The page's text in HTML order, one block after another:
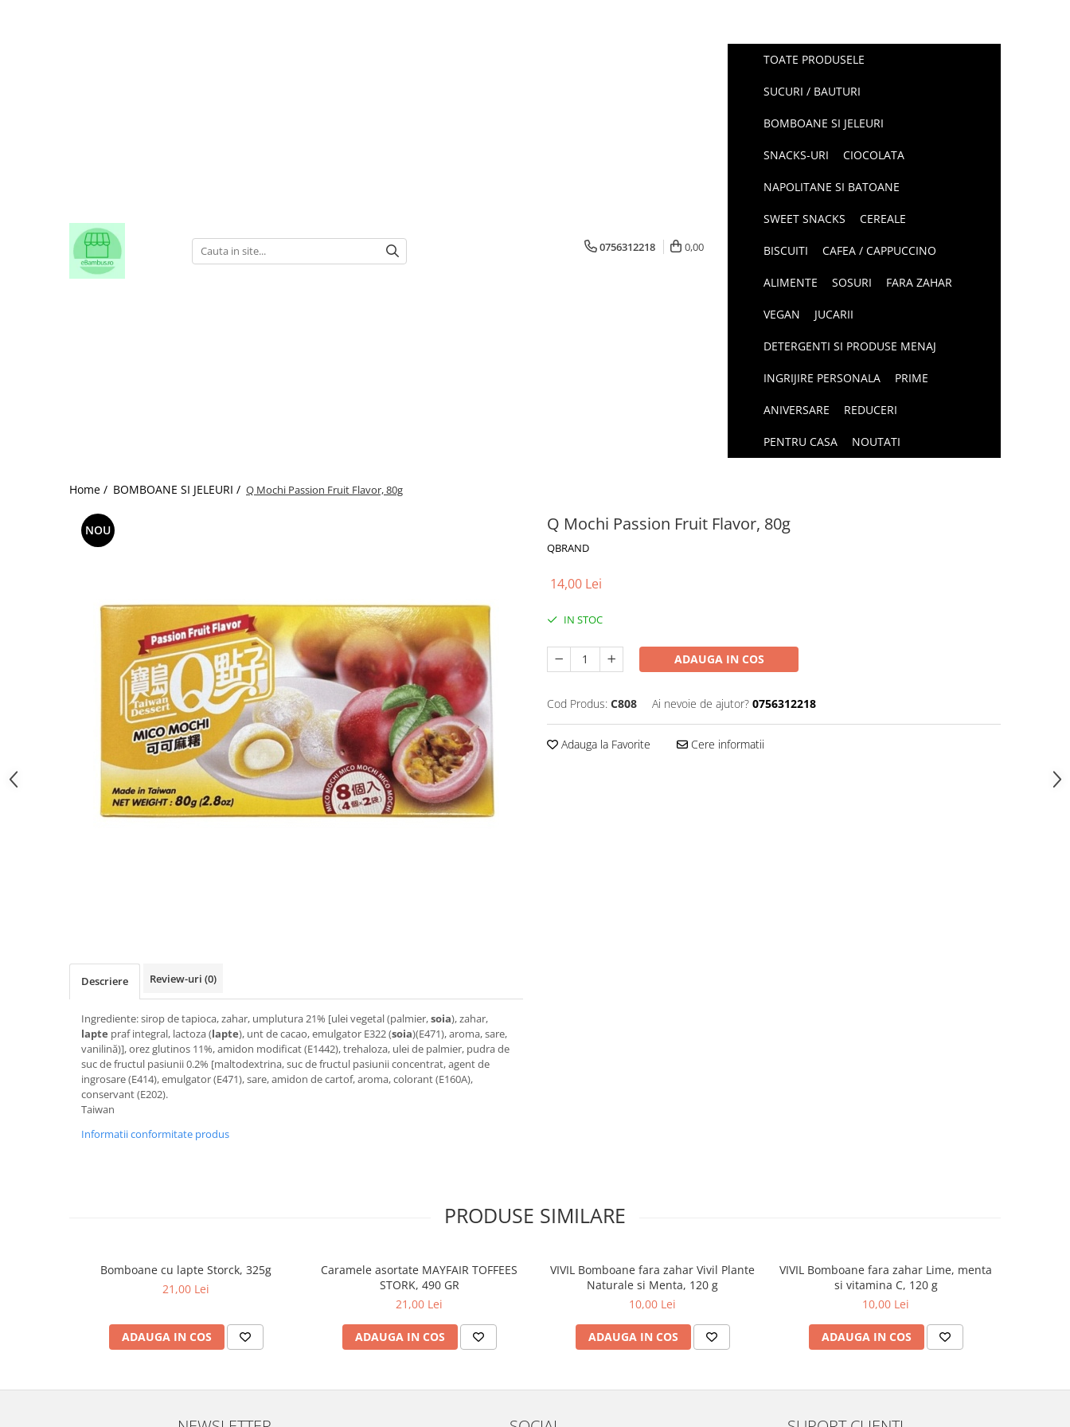
0756312218 0,00
TOATE PRODUSELE
SUCURI / BAUTURI
BOMBOANE SI JELEURI
SNACKS-URI CIOCOLATA
NAPOLITANE SI BATOANE
SWEET SNACKS CEREALE
BISCUITI CAFEA / CAPPUCCINO
ALIMENTE SOSURI FARA ZAHAR
VEGAN JUCARII
DETERGENTI SI PRODUSE MENAJ
INGRIJIRE PERSONALA PRIME
ANIVERSARE REDUCERI
PENTRU CASA NOUTATI
Home / BOMBOANE SI JELEURI / Q Mochi Passion Fruit Flavor, 80g
Q Mochi Passion Fruit Flavor, 80g
QBRAND
NOU
14,00 Lei
IN STOC
ADAUGA IN COS
Cod Produs: C808 Ai nevoie de ajutor? 0756312218
Adauga la Favorite Cere informatii
Descriere Review-uri (0)
Ingrediente: sirop de tapioca, zahar, umplutura 21% [ulei vegetal (palmier,soia), zahar,
lapte praf integral, lactoza (lapte), unt de cacao, emulgator E322 (soia)(E471), aroma, sare,
vanilină)], orez glutinos 11%, amidon modificat (E1442), trehaloza, ulei de palmier, pudra de
suc de fructul pasiunii 0.2% [maltodextrina, suc de fructul pasiunii concentrat, agent de
ingrosare (E414), emulgator (E471), sare, amidon de cartof, aroma, colorant (E160A),
conservant (E202).
Taiwan
Informatii conformitate produs
PRODUSE SIMILARE
Bomboane cu lapte Storck, 325g
21,00 Lei
ADAUGA IN COS
Caramele asortate MAYFAIR TOFFEES
STORK, 490 GR
21,00 Lei
ADAUGA IN COS
VIVIL Bomboane fara zahar Vivil Plante
Naturale si Menta, 120 g
10,00 Lei
ADAUGA IN COS
VIVIL Bomboane fara zahar Lime, menta
si vitamina C, 120 g
10,00 Lei
ADAUGA IN COS